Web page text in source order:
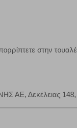
στην
Δεκέλειας 148,
ορισμένα